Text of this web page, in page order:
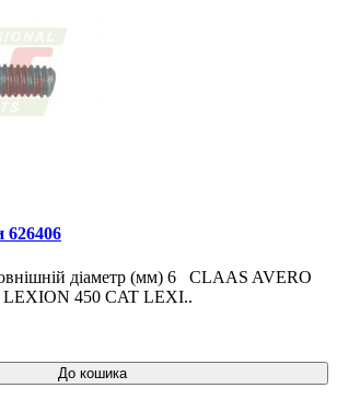
626406
діаметр (мм) 6 CLAAS AVERO
450 CAT LEXI..
До кошика